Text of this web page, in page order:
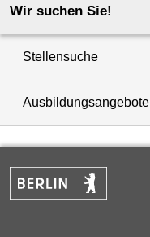
Wir suchen Sie!
Stellensuche
Ausbildungsangebote